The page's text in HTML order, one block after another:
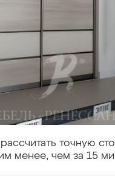
точную
менее, чем за 15